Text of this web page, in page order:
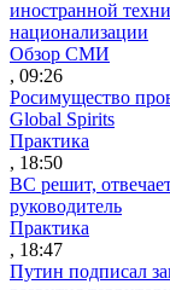
иностранной
национализации
Обзор СМИ
, 09:26
Росимущество
Global Spirits
Практика
, 18:50
ВС решит,
руководитель
Практика
, 18:47
Путин подписал